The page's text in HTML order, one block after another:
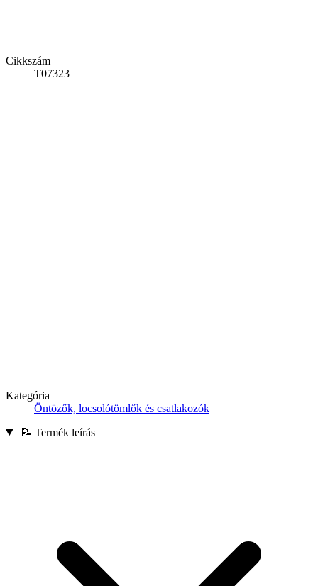
Cikkszám
T07323
Kategória
Öntözők, locsolótömlők és csatlakozók
📝 Termék leírás